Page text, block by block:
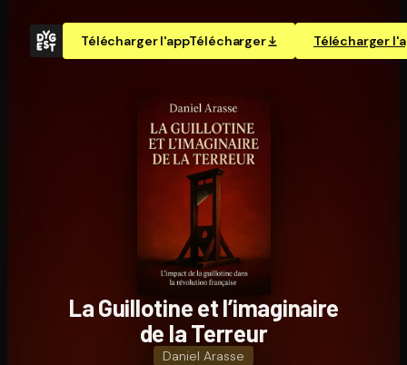
Télécharger l'appTélécharger Télécharger
La Guillotine et l’imaginaire
de la Terreur
Daniel Arasse